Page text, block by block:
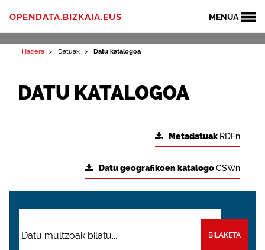
MENUA
OPENDATA.BIZKAIA.EUS
Hasiera Datuak Datu katalogoa
DATU KATALOGOA
Metadatuak RDFn
Datu geografikoen katalogoCSWn
BILAKETA